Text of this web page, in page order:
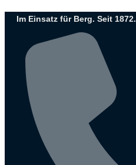
InhaltIm Einsatz für Berg. Seit 1872.